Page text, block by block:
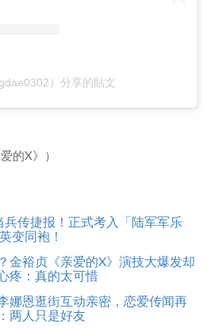
）分享的貼文
的X》）
兵传捷报！正式考入「陆军军乐
变同袍！
金裕贞《亲爱的X》演技大爆发却
疼：真的太可惜
娜恩逛街互动亲密，恋爱传闻再
两人只是好友